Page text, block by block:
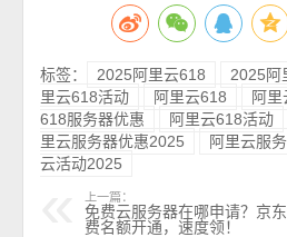
标签： 2025阿里云618 2025阿
里云618活动
阿里云618 阿
618服务器优惠
阿里云618活动
里云服务器优惠2025
阿里云服
云活动2025
上一篇：
免费云服务器在哪申请？京
费名额开通，速度领！